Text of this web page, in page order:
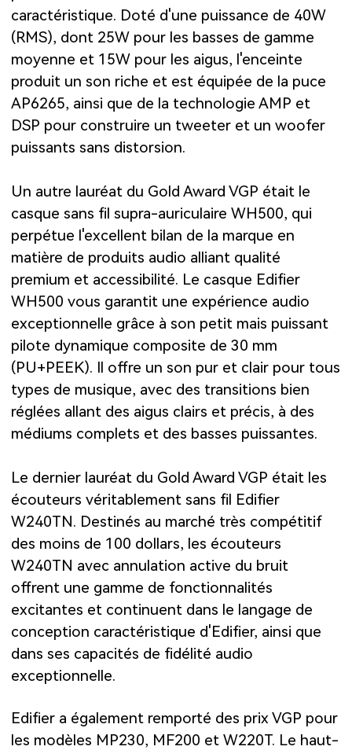
caractéristique. Doté d'une puissance de 40W
(RMS), dont 25W pour les basses de gamme
moyenne et 15W pour les aigus, l'enceinte
produit un son riche et est équipée de la puce
AP6265, ainsi que de la technologie AMP et
DSP pour construire un tweeter et un woofer
puissants sans distorsion.
Un autre lauréat du Gold Award VGP était le
casque sans fil supra-auriculaire WH500, qui
perpétue l'excellent bilan de la marque en
matière de produits audio alliant qualité
premium et accessibilité. Le casque Edifier
WH500 vous garantit une expérience audio
exceptionnelle grâce à son petit mais puissant
pilote dynamique composite de 30 mm
(PU+PEEK). Il offre un son pur et clair pour tous
types de musique, avec des transitions bien
réglées allant des aigus clairs et précis, à des
médiums complets et des basses puissantes.
Le dernier lauréat du Gold Award VGP était les
écouteurs véritablement sans fil Edifier
W240TN. Destinés au marché très compétitif
des moins de 100 dollars, les écouteurs
W240TN avec annulation active du bruit
offrent une gamme de fonctionnalités
excitantes et continuent dans le langage de
conception caractéristique d'Edifier, ainsi que
dans ses capacités de fidélité audio
exceptionnelle.
Edifier a également remporté des prix VGP pour
les modèles MP230, MF200 et W220T. Le haut-